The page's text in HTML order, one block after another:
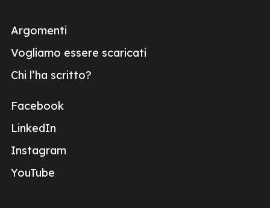
Argomenti
Vogliamo essere scaricati
Chi l’ha scritto?
Facebook
LinkedIn
Instagram
YouTube